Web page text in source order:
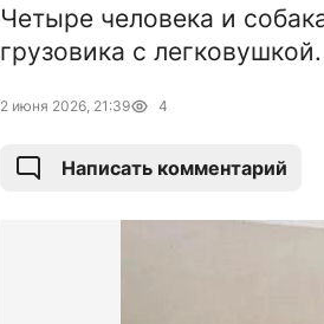
Четыре человека и
грузовика с легковушкой.
2 июня 2026, 21:39 4
Написать комментарий